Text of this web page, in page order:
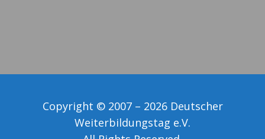
Copyright © 2007 – 2026 Deutscher
Weiterbildungstag e.V.